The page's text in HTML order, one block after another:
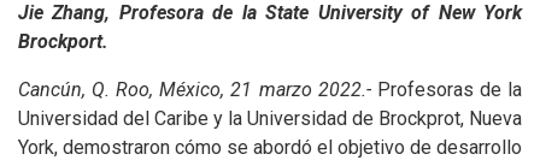
Jie Zhang, Profesora de la State University of New York
Brockport.
Cancún, Q. Roo, México, 21 marzo 2022.-Profesoras de la
Universidad del Caribe y la Universidad de Brockprot, Nueva
York, demostraron cómo se abordó el objetivo de desarrollo